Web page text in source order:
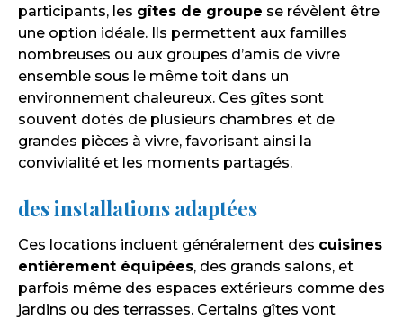
participants, les gîtes de groupe se révèlent être
une option idéale. Ils permettent aux familles
nombreuses ou aux groupes d’amis de vivre
ensemble sous le même toit dans un
environnement chaleureux. Ces gîtes sont
souvent dotés de plusieurs chambres et de
grandes pièces à vivre, favorisant ainsi la
convivialité et les moments partagés.
des installations adaptées
Ces locations incluent généralement des cuisines
entièrement équipées, des grands salons, et
parfois même des espaces extérieurs comme des
jardins ou des terrasses. Certains gîtes vont